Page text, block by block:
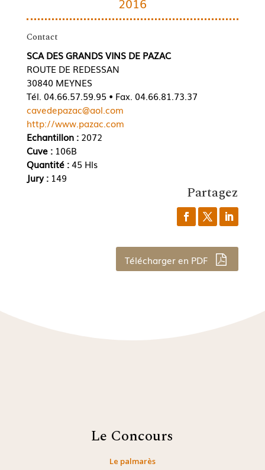
Contact
SCA DES GRANDS VINS DE PAZAC
ROUTE DE REDESSAN
30840 MEYNES
Tél. 04.66.57.59.95 • Fax. 04.66.81.73.37
cavedepazac@aol.com
http://www.pazac.com
Echantillon :2072
Cuve : 106B
Quantité :45 Hls
Jury : 149
Partagez
Télécharger en PDF
Le Concours
Le palmarès